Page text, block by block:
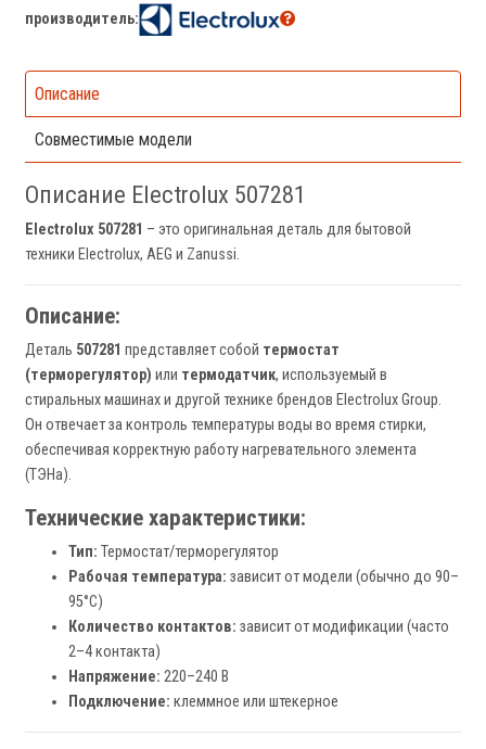
производитель:
Описание
Совместимые модели
Описание Electrolux 507281
Electrolux 507281 – это оригинальная деталь для бытовой
техники Electrolux, AEG и Zanussi.
Описание:
Деталь 507281 представляет собой термостат
(терморегулятор) или термодатчик, используемый в
стиральных машинах и другой технике брендов Electrolux Group.
Он отвечает за контроль температуры воды во время стирки,
обеспечивая корректную работу нагревательного элемента
(ТЭНа).
Технические характеристики:
Тип: Термостат/терморегулятор
Рабочая температура: зависит от модели (обычно до 90–
95°C)
Количество контактов: зависит от модификации (часто
2–4 контакта)
Напряжение: 220–240 В
Подключение: клеммное или штекерное